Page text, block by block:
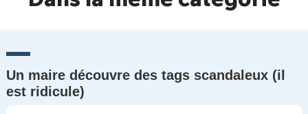
Un maire découvre des tags scandaleux (il
est ridicule)